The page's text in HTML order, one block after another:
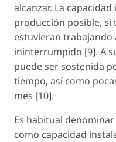
alcanzar. La
producción posible, si
estuvieran trabajando
ininterrumpido [9]. A
puede ser sostenida
tiempo, así como
mes [10].
Es habitual
como capacidad